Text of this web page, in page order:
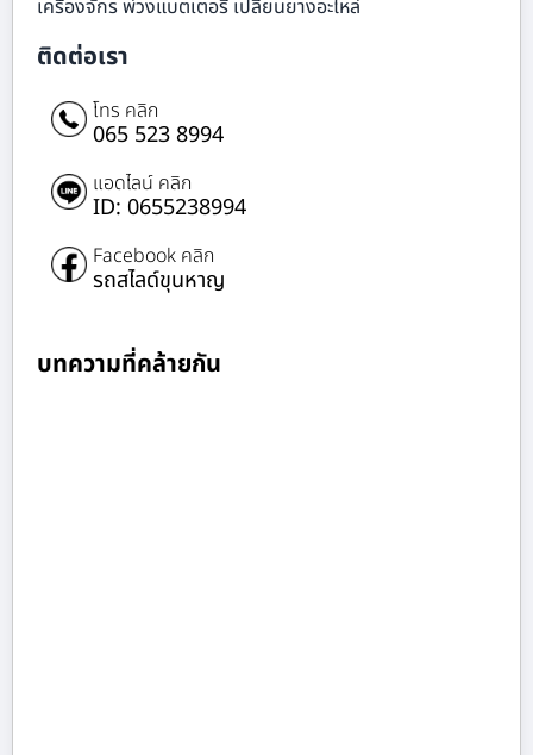
เครื่องจักร พ่วงแบตเตอรี่ เปลี่ยนยางอะไหล่
ติดต่อเรา
โทร คลิก
065 523 8994
แอดไลน์ คลิก
ID: 0655238994
Facebook คลิก
รถสไลด์ขุนหาญ
บทความที่คล้ายกัน